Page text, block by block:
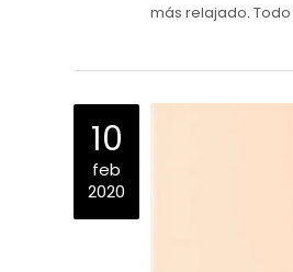
más relajado.
10
feb
2020